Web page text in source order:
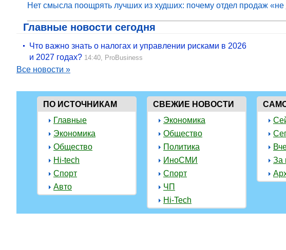
Нет смысла поощрять лучших из худших: почему отдел продаж
Главные новости сегодня
Что важно знать о налогах и управлении рисками в 2026
и 2027 годах? 14:40, ProBusiness
Все новости »
ПО ИСТОЧНИКАМ
Главные
Экономика
Общество
Hi-tech
Спорт
Авто
СВЕЖИЕ НОВОСТИ
Экономика
Общество
Политика
ИноСМИ
Спорт
ЧП
Hi-Tech
За